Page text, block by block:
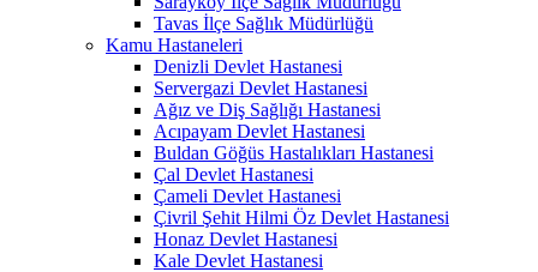
Tavas İlçe Sağlık Müdürlüğü
Kamu Hastaneleri
Denizli Devlet Hastanesi
Servergazi Devlet Hastanesi
Ağız ve Diş Sağlığı Hastanesi
Acıpayam Devlet Hastanesi
Buldan Göğüs Hastalıkları Hastanesi
Çal Devlet Hastanesi
Çameli Devlet Hastanesi
Çivril Şehit Hilmi Öz Devlet Hastanesi
Honaz Devlet Hastanesi
Kale Devlet Hastanesi